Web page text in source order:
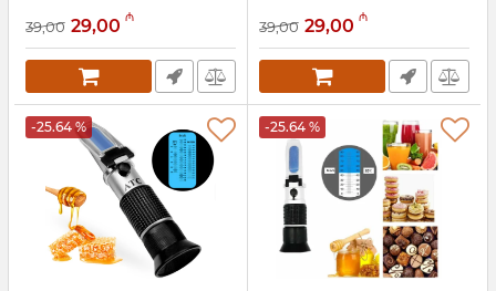
RF010BX
Артикул: 050001008
39,00 29,00 ₼
Артикул: 050001007
39,00 29,00 ₼
-25.64 % -25.64 %